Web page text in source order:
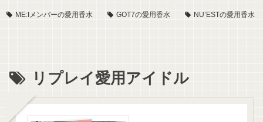
ME:Iメンバーの愛用香水 GOT7の愛用香水 NU’ESTの愛用香水
リプレイ愛用アイドル